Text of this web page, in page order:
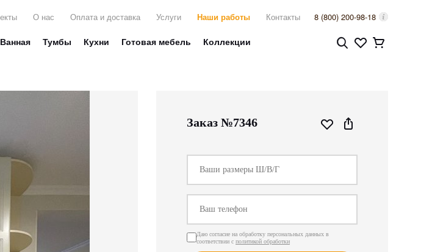
О нас Оплата и доставка Услуги Наши работы Контакты 8 (800) 200-98-18
Ванная Тумбы Кухни Готовая мебель Коллекции
Заказ №7346
Даю согласие на обработку персональных данных в
соответствии с политикой обработки